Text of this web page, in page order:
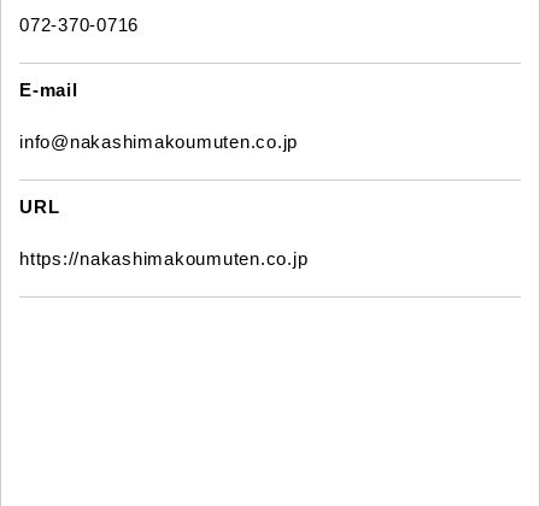
072-370-0716
E-mail
info@nakashimakoumuten.co.jp
URL
https://nakashimakoumuten.co.jp